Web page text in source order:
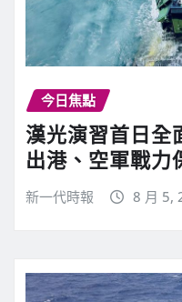
今日焦點
漢光演習首日
出港、空軍戰力
新一代時報 8 月 5,